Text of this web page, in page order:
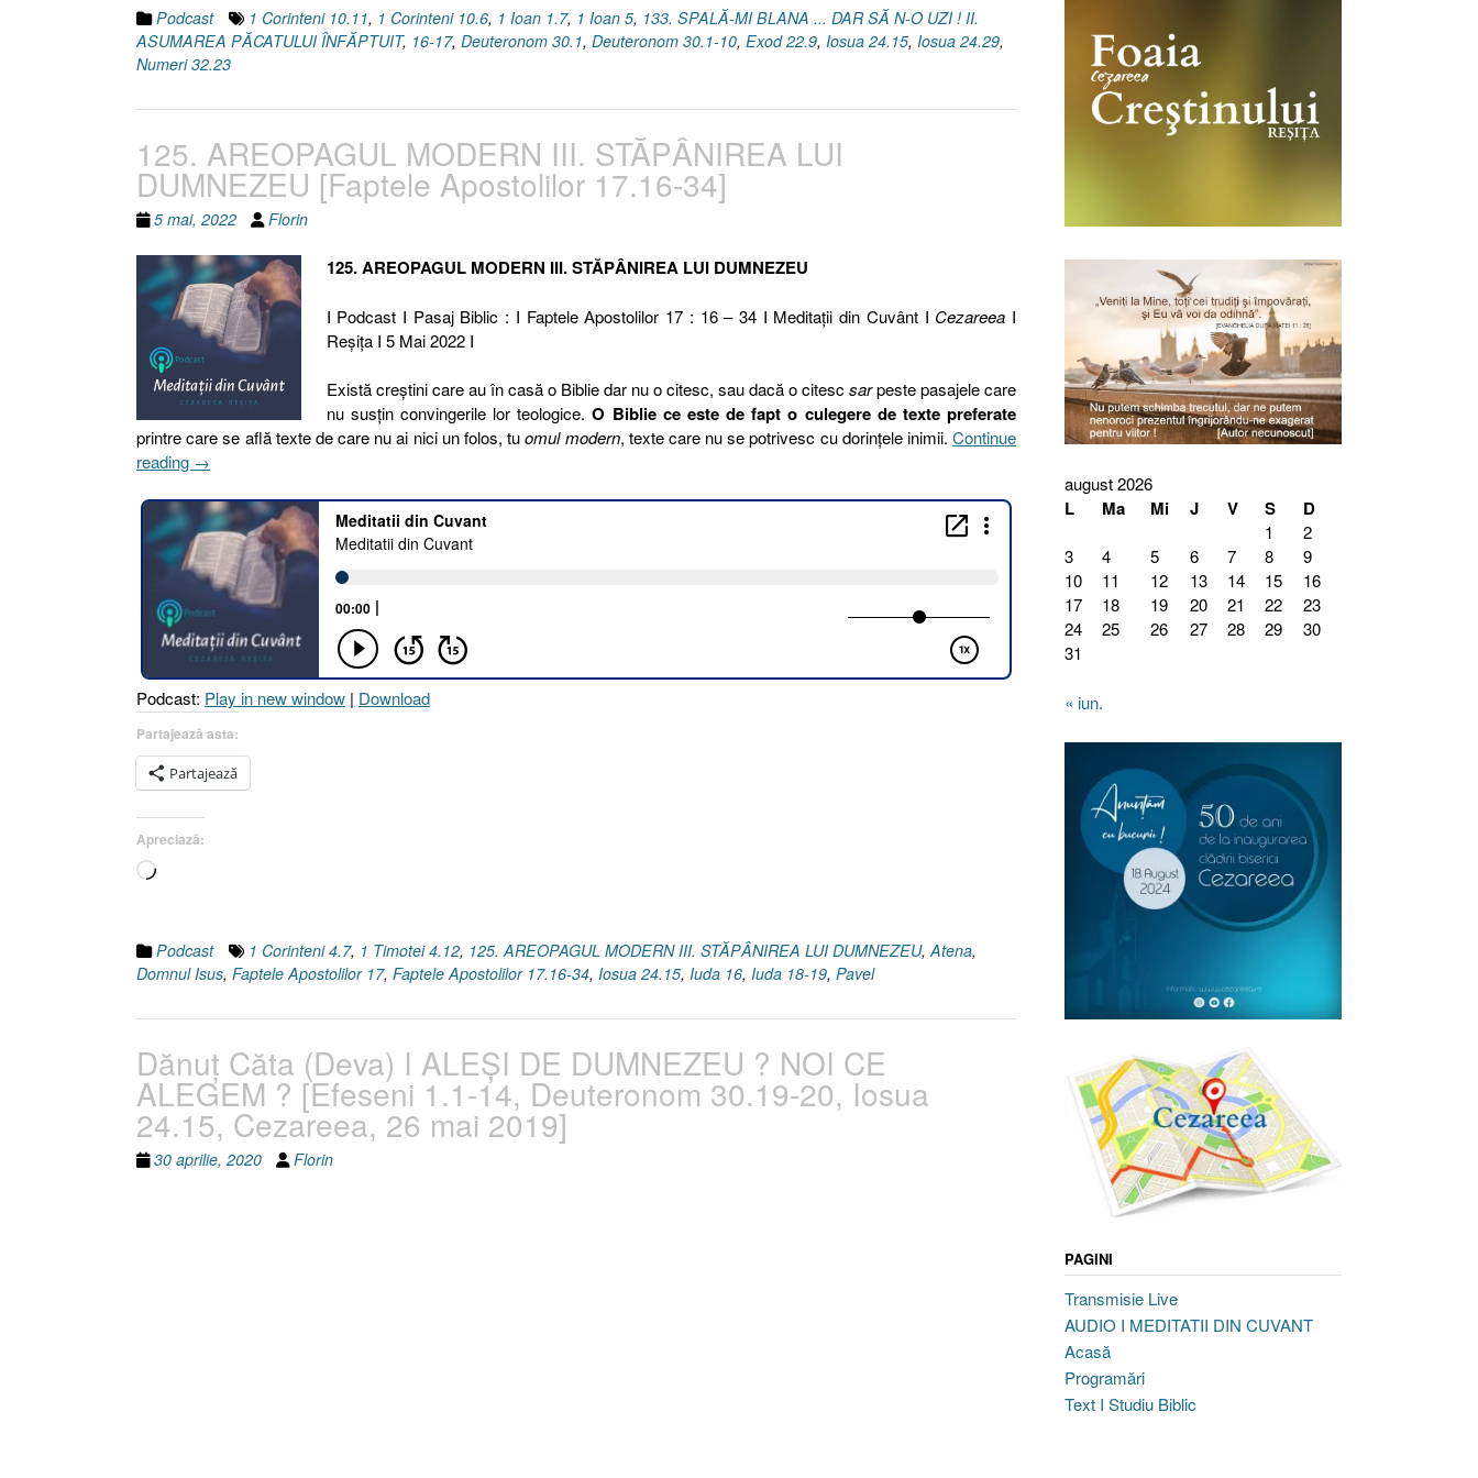
Podcast 1 Corinteni 10.11, 1 Corinteni 10.6, 1 Ioan 1.7, 1 Ioan 5, 133. SPALĂ-MI BLANA ... DAR SĂ N-O UZI ! II.
ASUMAREA PĂCATULUI ÎNFĂPTUIT, 16-17, Deuteronom 30.1, Deuteronom 30.1-10, Exod 22.9, Iosua 24.15, Iosua 24.29,
Numeri 32.23
125. AREOPAGUL MODERN III. STĂPÂNIREA LUI
DUMNEZEU [Faptele Apostolilor 17.16-34]
5 mai, 2022 Florin
125. AREOPAGUL MODERN III. STĂPÂNIREA LUI DUMNEZEU
I Podcast I Pasaj Biblic : I Faptele Apostolilor 17 : 16 – 34 I Meditaţii din Cuvânt I Cezareea I
Reşiţa I 5 Mai 2022 I
Există creştini care au în casă o Biblie dar nu o citesc, sau dacă o citesc sarpeste pasajele care
nu susţin convingerile lor teologice.O Biblie ce este de fapt o culegere de texte preferate
printre care se află texte de care nu ai nici un folos, tuomul modern, texte care nu se potrivesc cu dorinţele inimii.Continue
reading „125.
MODERN
III.
STĂPÂNIREA
LUI
DUMNEZEU
[Faptele
Apostolilor
17.16-
34]”
→
Podcast: Play in new window | Download
Partajează asta:
Partajează
Apreciază:
Încarc...
Podcast 1 Corinteni 4.7, 1 Timotei 4.12, 125. AREOPAGUL MODERN III. STĂPÂNIREA LUI DUMNEZEU, Atena,
Domnul Isus, Faptele Apostolilor 17, Faptele Apostolilor 17.16-34, Iosua 24.15, Iuda 16, Iuda 18-19, Pavel
Dănuţ Căta (Deva) I ALEŞI DE DUMNEZEU ? NOI CE
ALEGEM ? [Efeseni 1.1-14, Deuteronom 30.19-20, Iosua
24.15, Cezareea, 26 mai 2019]
30 aprilie, 2020 Florin
august 2026
L Ma Mi J V S D
1
2
3
4 5 6 7 8
9
10
11 12 13 14 15
16
17
18 19 20 21 22
23
24
25 26 27 28 29
30
31
« iun.
PAGINI
Transmisie Live
AUDIO I MEDITATII DIN CUVANT
Acasă
Programări
Text I Studiu Biblic